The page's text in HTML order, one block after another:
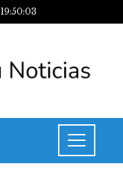
19:50:04